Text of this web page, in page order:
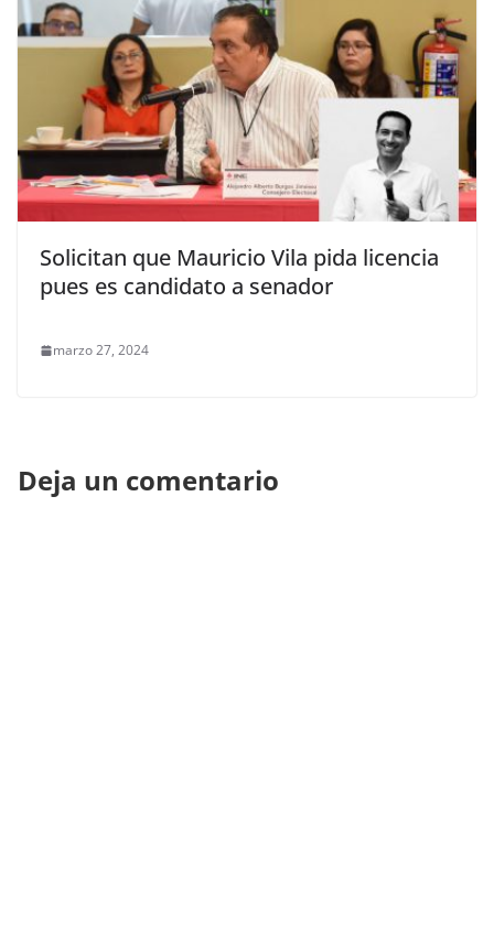
Solicitan que Mauricio Vila pida licencia
pues es candidato a senador
marzo 27, 2024
Deja un comentario